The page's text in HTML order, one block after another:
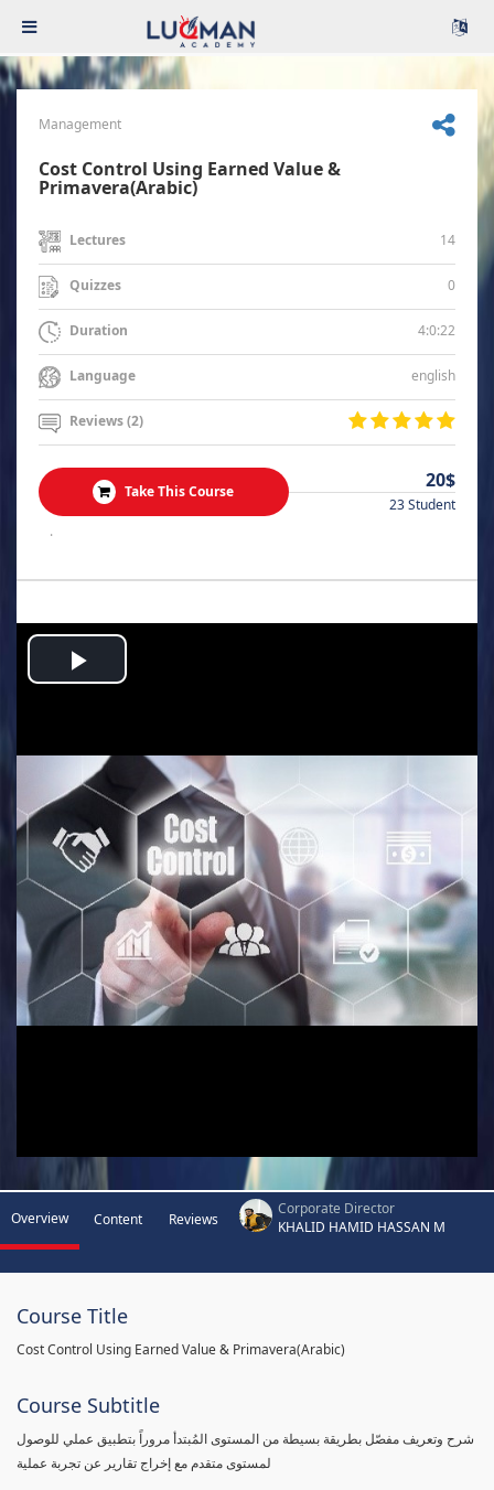
Management
Cost Control Using Earned Value &
Primavera(Arabic)
Lectures 14
Quizzes 0
Duration 4:0:22
Language english
Reviews (2)
Take This Course 20$
23 Student
.
Play
Overview Content Reviews
Corporate Director
KHALID HAMID HASSAN M
Course Title
Cost Control Using Earned Value & Primavera(Arabic)
Course Subtitle
شرح وتعريف مفصّل بطريقة بسيطة من المستوى المُبتدأ مروراً بتطبيق عملي للوصول
لمستوى متقدم مع إخراج تقارير عن تجربة عملية